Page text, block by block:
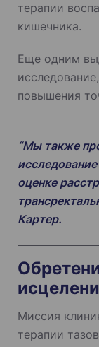
терапии
кишечника.
Еще одним
повышения
“Мы также
оценке
Картер.
Миссия
терапии